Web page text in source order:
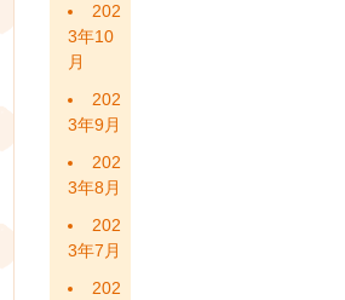
202
3年10
月
202
3年9月
202
3年8月
202
3年7月
202